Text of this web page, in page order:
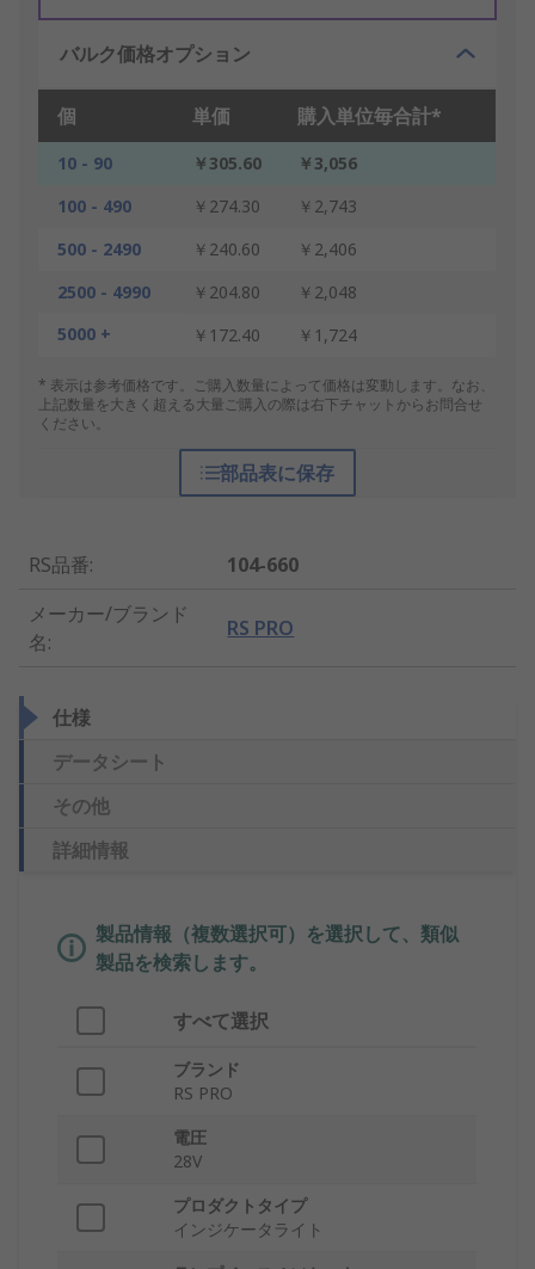
バルク価格オプション
個 単価 購入単位毎合計*
10 - 90 ￥305.60
￥3,056
100 - 490
￥274.30
￥2,743
500 - 2490
￥240.60
￥2,406
2500 - 4990
￥204.80
￥2,048
5000 +
￥172.40 ￥1,724
* 表示は参考価格です。ご購入数量によって価格は変動します。なお、
上記数量を大きく超える大量ご購入の際は右下チャットからお問合せ
ください。
部品表に保存
RS品番:
104-660
メーカー/ブランド
名:
RS PRO
仕様
データシート
その他
詳細情報
製品情報（複数選択可）を選択して、類似
製品を検索します。
すべて選択
ブランド
RS PRO
電圧
28V
プロダクトタイプ
インジケータライト